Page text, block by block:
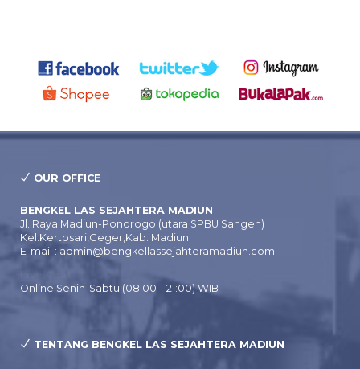
OUR OFFICE
BENGKEL LAS SEJAHTERA MADIUN
Jl. Raya Madiun-Ponorogo (utara SPBU Sangen)
Kel.Kertosari,Geger,Kab. Madiun
E-mail : admin@bengkellassejahteramadiun.com
Live Chat
Online Senin-Sabtu (08:00 – 21:00) WIB
TENTANG BENGKEL LAS SEJAHTERA MADIUN